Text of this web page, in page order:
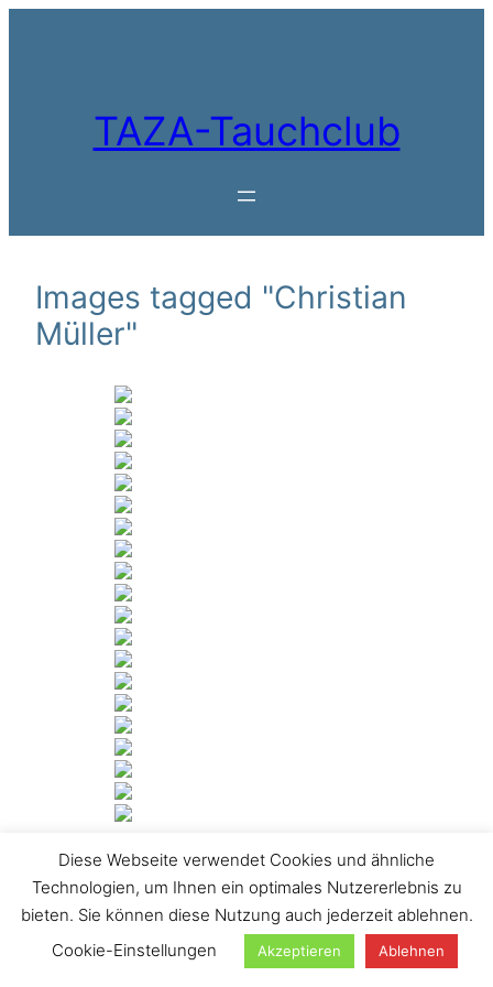
TAZA-Tauchclub
Images tagged "Christian
Müller"
[ZEIGE DIASHOW]
1 2 … 4 ►
Suchen
Diese Webseite verwendet Cookies und ähnliche
Technologien, um Ihnen ein optimales Nutzererlebnis zu
bieten. Sie können diese Nutzung auch jederzeit ablehnen.
Cookie-Einstellungen
Akzeptieren Ablehnen